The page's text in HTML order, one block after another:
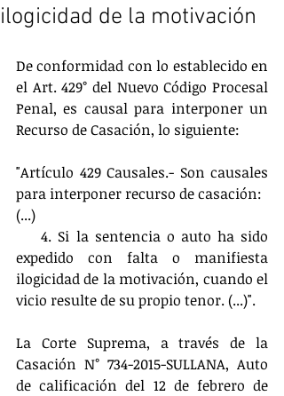
ilogicidad de la motivación
De conformidad con lo establecido en
el Art. 429° del Nuevo Código Procesal
Penal, es causal para interponer un
Recurso de Casación, lo siguiente:
"Artículo 429 Causales.- Son causales
para interponer recurso de casación:
(...)
    4. Si la sentencia o auto ha sido
expedido con falta o manifiesta
ilogicidad de la motivación, cuando el
vicio resulte de su propio tenor. (...)".
La Corte Suprema, a través de la
Casación N° 734-2015-SULLANA, Auto
de calificación del 12 de febrero de